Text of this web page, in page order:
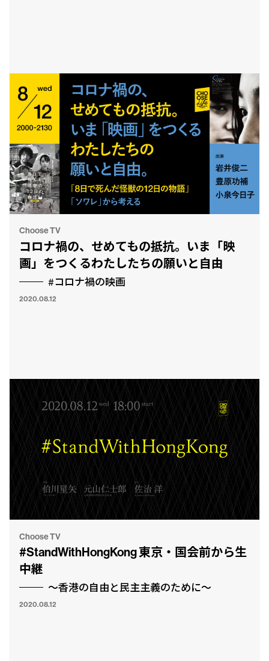
Choose TV
コロナ禍の、せめてもの抵抗。いま「映
画」をつくるわたしたちの願いと自由
#コロナ禍の映画
2020.08.12
Choose TV
#StandWithHongKong 東京・国会前から生
中継
〜香港の自由と民主主義のために〜
2020.08.12